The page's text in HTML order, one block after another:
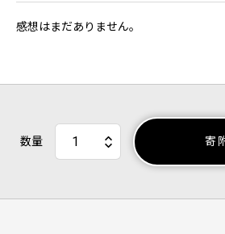
感想はまだありません。
数量 寄